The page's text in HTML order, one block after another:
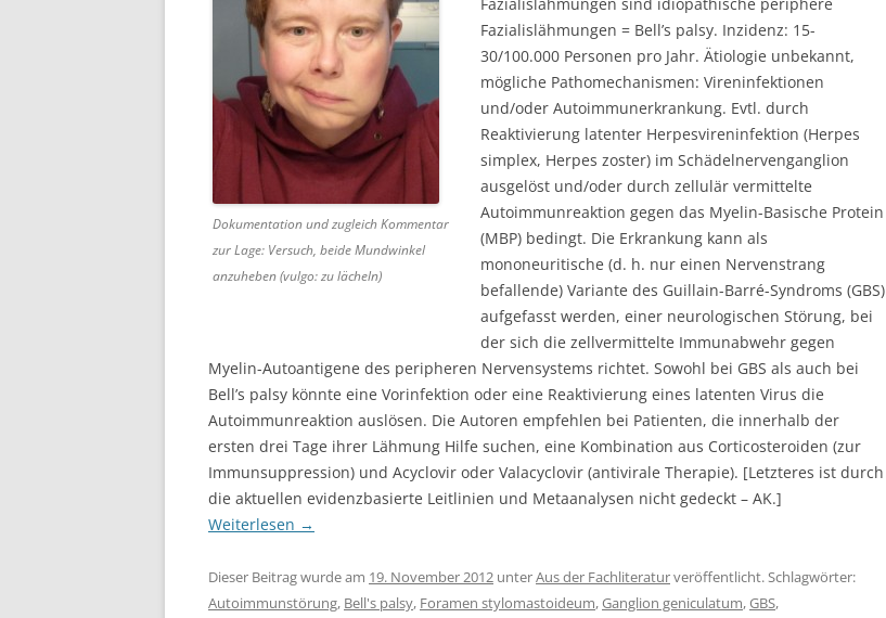
Dokumentation und zugleich Kommentar
zur Lage: Versuch, beide Mundwinkel
anzuheben (vulgo: zu lächeln)
Fazialislähmungen = Bell’s palsy. Inzidenz: 15-
30/100.000 Personen pro Jahr. Ätiologie unbekannt,
mögliche Pathomechanismen: Vireninfektionen
und/oder Autoimmunerkrankung. Evtl. durch
Reaktivierung latenter Herpesvireninfektion (Herpes
simplex, Herpes zoster) im Schädelnervenganglion
ausgelöst und/oder durch zellulär vermittelte
Autoimmunreaktion gegen das Myelin-Basische Protein
(MBP) bedingt. Die Erkrankung kann als
mononeuritische (d. h. nur einen Nervenstrang
befallende) Variante des Guillain-Barré-Syndroms (GBS)
aufgefasst werden, einer neurologischen Störung, bei
der sich die zellvermittelte Immunabwehr gegen
Myelin-Autoantigene des peripheren Nervensystems richtet. Sowohl bei GBS als auch bei
Bell’s palsy könnte eine Vorinfektion oder eine Reaktivierung eines latenten Virus die
Autoimmunreaktion auslösen. Die Autoren empfehlen bei Patienten, die innerhalb der
ersten drei Tage ihrer Lähmung Hilfe suchen, eine Kombination aus Corticosteroiden (zur
Immunsuppression) und Acyclovir oder Valacyclovir (antivirale Therapie). [Letzteres ist durch
die aktuellen evidenzbasierte Leitlinien und Metaanalysen nicht gedeckt – AK.]
Weiterlesen →
Dieser Beitrag wurde am 19. November 2012 unterAus der Fachliteraturveröffentlicht. Schlagwörter:
Autoimmunstörung, Bell's palsy, Foramen stylomastoideum,Ganglion geniculatum,GBS,